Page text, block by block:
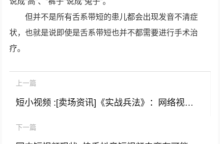
但并不是所有舌系带短的患儿都会出现发音不清症
状，也就是说即使是舌系带短也并不都需要进行手术治
疗。
上一篇
短小视频 :[卖场资讯]《实战兵法》：网络视频营销四种形式(转载)
下一篇